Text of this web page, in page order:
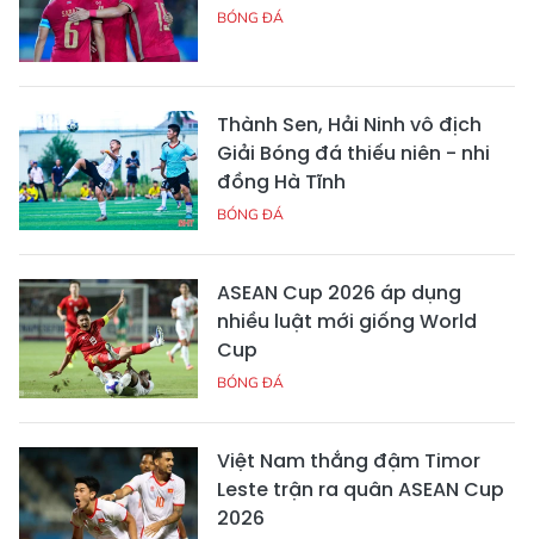
BÓNG ĐÁ
Thành Sen, Hải Ninh vô địch
Giải Bóng đá thiếu niên - nhi
đồng Hà Tĩnh
BÓNG ĐÁ
ASEAN Cup 2026 áp dụng
nhiều luật mới giống World
Cup
BÓNG ĐÁ
Việt Nam thắng đậm Timor
Leste trận ra quân ASEAN Cup
2026